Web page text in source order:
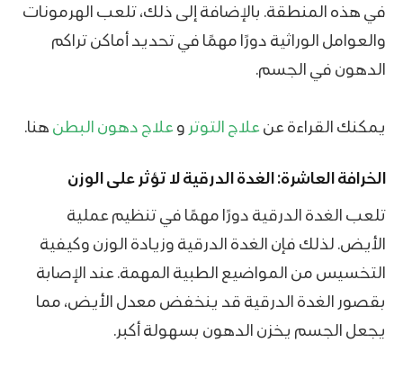
في هذه المنطقة. بالإضافة إلى ذلك، تلعب الهرمونات
والعوامل الوراثية دورًا مهمًا في تحديد أماكن تراكم
الدهون في الجسم.
يمكنك القراءة عنعلاج التوتر وعلاج دهون البطن هنا.
الخرافة العاشرة: الغدة الدرقية لا تؤثر على الوزن
تلعب الغدة الدرقية دورًا مهمًا في تنظيم عملية
الأيض. لذلك فإن الغدة الدرقية وزيادة الوزن وكيفية
التخسيس من المواضيع الطبية المهمة. عند الإصابة
بقصور الغدة الدرقية قد ينخفض معدل الأيض، مما
يجعل الجسم يخزن الدهون بسهولة أكبر.